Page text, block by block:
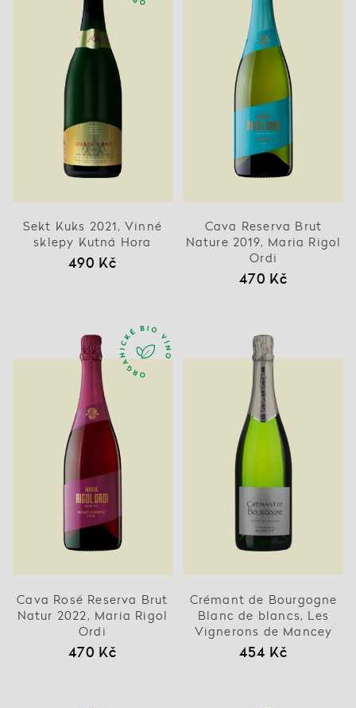
Sekt Kuks 2021, Vinné
sklepy Kutná Hora
490 Kč
Cava Reserva Brut
Nature 2019, Maria Rigol
Ordi
470 Kč
Cava Rosé Reserva Brut
Natur 2022, Maria Rigol
Ordi
470 Kč
Crémant de Bourgogne
Blanc de blancs, Les
Vignerons de Mancey
454 Kč